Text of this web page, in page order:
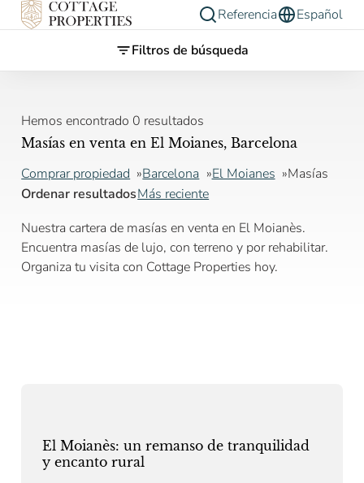
Referencia
Español
Filtros de búsqueda
Hemos encontrado 0 resultados
Masías en venta en El Moianes, Barcelona
Comprar propiedad Barcelona El Moianes
Masías
Ordenar resultadosMás reciente
Nuestra cartera de masías en venta en El Moianès.
Encuentra masías de lujo, con terreno y por rehabilitar.
Organiza tu visita con Cottage Properties hoy.
El Moianès: un remanso de tranquilidad
y encanto rural